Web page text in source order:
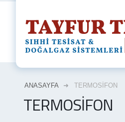
ANASAYFA TERMOSİFON
TERMOSİFON